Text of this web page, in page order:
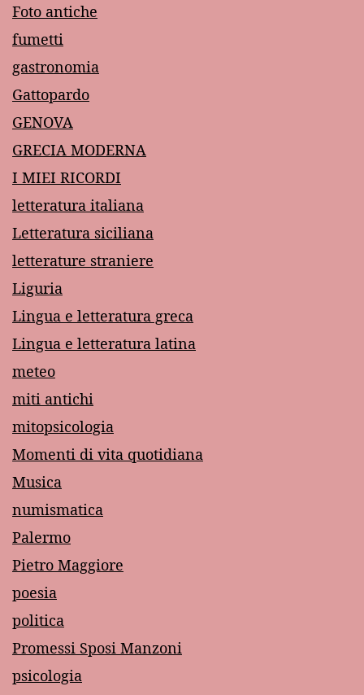
Foto antiche
fumetti
gastronomia
Gattopardo
GENOVA
GRECIA MODERNA
I MIEI RICORDI
letteratura italiana
Letteratura siciliana
letterature straniere
Liguria
Lingua e letteratura greca
Lingua e letteratura latina
meteo
miti antichi
mitopsicologia
Momenti di vita quotidiana
Musica
numismatica
Palermo
Pietro Maggiore
poesia
politica
Promessi Sposi Manzoni
psicologia